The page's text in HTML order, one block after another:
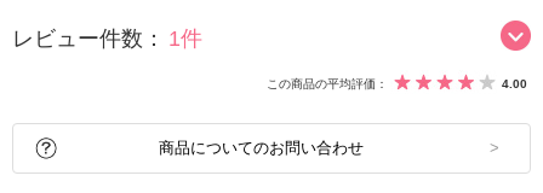
レビュー件数： 1件
この商品の平均評価： 4.00
商品についてのお問い合わせ